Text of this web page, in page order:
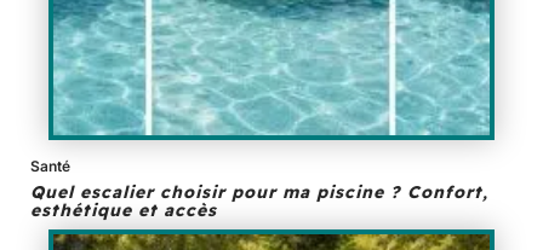
Santé
Quel escalier choisir pour ma piscine ? Confort,
esthétique et accès